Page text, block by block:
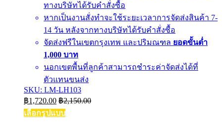
ทางบริษัทได้รับคำสั่งซื้อ
หากเป็นงานสั่งทำจะใช้ระยะเวลาการจัดส่งสินค้า 7-
14 วัน หลังจากทางบริษัทได้รับคำสั่งซื้อ
จัดส่งฟรีในเขตกรุงเทพ และปริมณฑล ยอดขั้นต่ำ
1,000 บาท
นอกเขตพื้นที่ลูกค้าสามารถชำระค่าจัดส่งได้ที่
ตัวแทนขนส่ง
SKU: LM-LH103
฿1,720.00 ฿2,150.00
เลือกรูปแบบ